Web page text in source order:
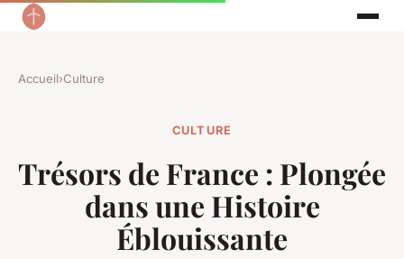
Accueil›Culture
CULTURE
Trésors de France : Plongée
dans une Histoire
Éblouissante